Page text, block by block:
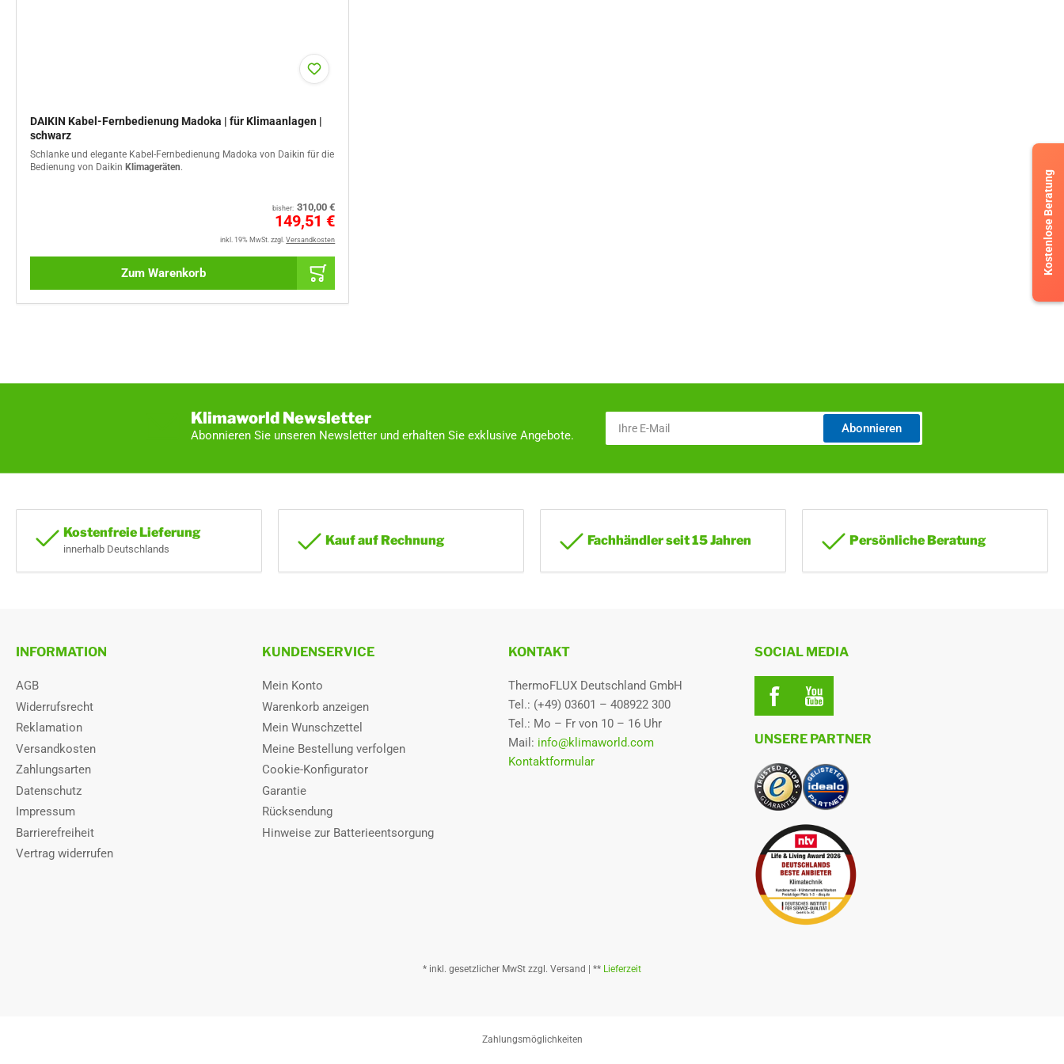
DAIKIN Kabel-Fernbedienung Madoka | für Klimaanlagen |
schwarz
Schlanke und elegante Kabel-Fernbedienung Madoka von Daikin für die
Bedienung von Daikin Klimageräten.
bisher: 310,00 €
149,51 €
inkl. 19% MwSt.zzgl.Versandkosten
Zum Warenkorb
Klimaworld Newsletter
Abonnieren Sie unseren Newsletter und erhalten Sie exklusive Angebote.
Ihre
Mail
Abonnieren
Kostenfreie Lieferung
innerhalb Deutschlands
Kauf auf Rechnung Fachhändler seit 15 Jahren Persönliche Beratung
INFORMATION
AGB
Widerrufsrecht
Reklamation
Versandkosten
Zahlungsarten
Datenschutz
Impressum
Barrierefreiheit
Vertrag widerrufen
KUNDENSERVICE
Mein Konto
Warenkorb anzeigen
Mein Wunschzettel
Meine Bestellung verfolgen
Cookie-Konfigurator
Garantie
Rücksendung
Hinweise zur Batterieentsorgung
KONTAKT
ThermoFLUX Deutschland GmbH
Tel.: (+49) 03601 – 408922 300
Tel.: Mo – Fr von 10 – 16 Uhr
Mail: info@klimaworld.com
Kontaktformular
SOCIAL MEDIA
UNSERE PARTNER
* inkl. gesetzlicher MwSt zzgl. Versand | ** Lieferzeit
Zahlungsmöglichkeiten
Kostenlose Beratung